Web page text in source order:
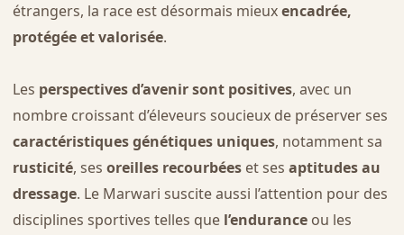
étrangers, la race est désormais mieuxencadrée,
protégée et valorisée.
Les perspectives d’avenir sont positives, avec un
nombre croissant d’éleveurs soucieux de préserver ses
caractéristiques génétiques uniques, notamment sa
rusticité, ses oreilles recourbéeset ses aptitudes au
dressage. Le Marwari suscite aussi l’attention pour des
disciplines sportives telles que l’enduranceou les